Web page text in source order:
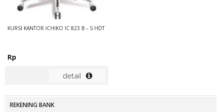
KURSI KANTOR ICHIKO IC 823 B – S HDT
Rp
detail
REKENING BANK